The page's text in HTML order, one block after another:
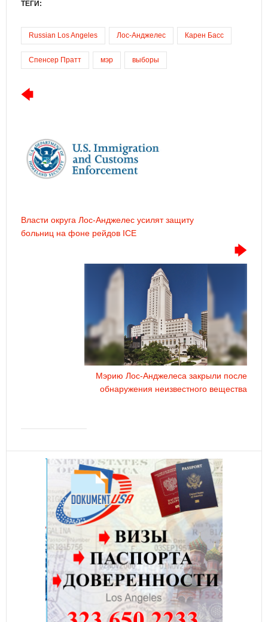
ТЕГИ:
Russian Los Angeles Лос-Анджелес Карен Басс
Спенсер Пратт мэр выборы
Власти округа Лос-Анджелес усилят защиту
больниц на фоне рейдов ICE
Мэрию Лос-Анджелеса закрыли после
обнаружения неизвестного вещества